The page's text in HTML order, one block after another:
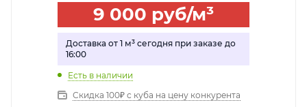
9 000 руб/м³
Доставка от 1 м³ сегодня при заказе до
16:00
Есть в наличии
Скидка 100₽ с куба на цену конкурента